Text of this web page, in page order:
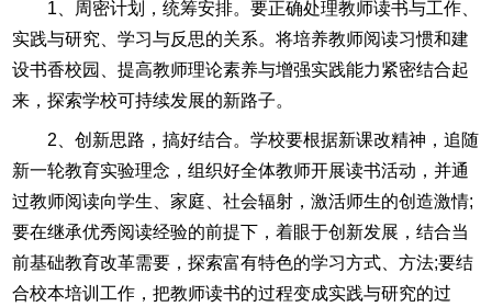
1、周密计划，统筹安排。要正确处理教师读书与工作、
实践与研究、学习与反思的关系。将培养教师阅读习惯和建
设书香校园、提高教师理论素养与增强实践能力紧密结合起
来，探索学校可持续发展的新路子。
2、创新思路，搞好结合。学校要根据新课改精神，追随
新一轮教育实验理念，组织好全体教师开展读书活动，并通
过教师阅读向学生、家庭、社会辐射，激活师生的创造激情;
要在继承优秀阅读经验的前提下，着眼于创新发展，结合当
前基础教育改革需要，探索富有特色的学习方式、方法;要结
合校本培训工作，把教师读书的过程变成实践与研究的过